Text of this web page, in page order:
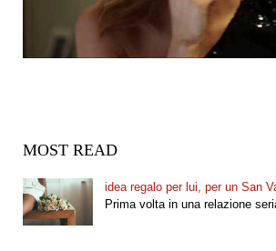
MOST READ
idea regalo per lui, per un San
Prima volta in una relazione